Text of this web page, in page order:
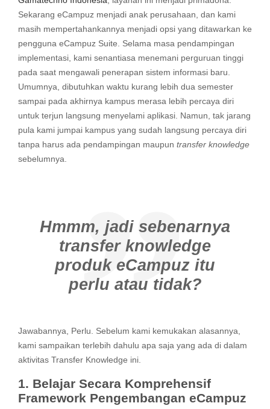
Sekarang eCampuz menjadi anak perusahaan, dan kami
masih mempertahankannya menjadi opsi yang ditawarkan ke
pengguna eCampuz Suite. Selama masa pendampingan
implementasi, kami senantiasa menemani perguruan tinggi
pada saat mengawali penerapan sistem informasi baru.
Umumnya, dibutuhkan waktu kurang lebih dua semester
sampai pada akhirnya kampus merasa lebih percaya diri
untuk terjun langsung menyelami aplikasi. Namun, tak jarang
pula kami jumpai kampus yang sudah langsung percaya diri
tanpa harus ada pendampingan maupun transfer knowledge
sebelumnya.
Hmmm, jadi sebenarnya
transfer knowledge
produk eCampuz itu
perlu atau tidak?
Jawabannya, Perlu. Sebelum kami kemukakan alasannya,
kami sampaikan terlebih dahulu apa saja yang ada di dalam
aktivitas Transfer Knowledge ini.
1. Belajar Secara Komprehensif
Framework Pengembangan eCampuz